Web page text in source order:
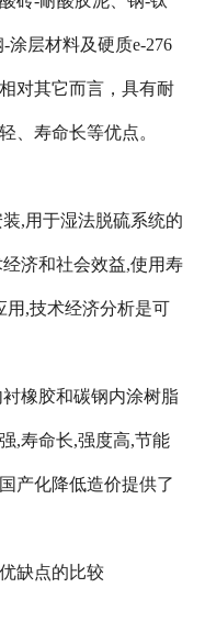
涂层材料及硬质e-276
对其它而言，具有耐
、寿命长等优点。
,用于湿法脱硫系统的
济和社会效益,使用寿
用,技术经济分析是可
橡胶和碳钢内涂树脂
,寿命长,强度高,节能
产化降低造价提供了
缺点的比较